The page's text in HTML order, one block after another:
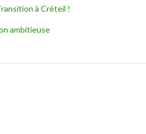
à Créteil !
ambitieuse